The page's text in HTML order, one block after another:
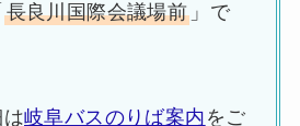
長良川国際会議場前 」で
岐阜バスのりば案内 をご